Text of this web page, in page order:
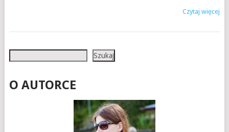
Czytaj więcej
Szukaj
O AUTORCE